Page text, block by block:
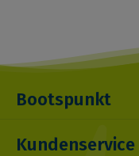
Bootspunkt
Kundenservice